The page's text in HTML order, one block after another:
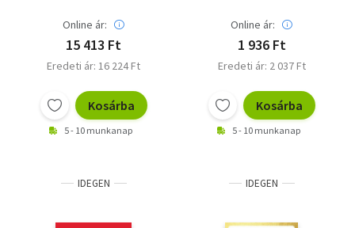
Online ár:
15 413 Ft
Eredeti ár: 16 224 Ft
Kosárba
5 - 10 munkanap
Online ár:
1 936 Ft
Eredeti ár: 2 037 Ft
Kosárba
5 - 10 munkanap
IDEGEN IDEGEN